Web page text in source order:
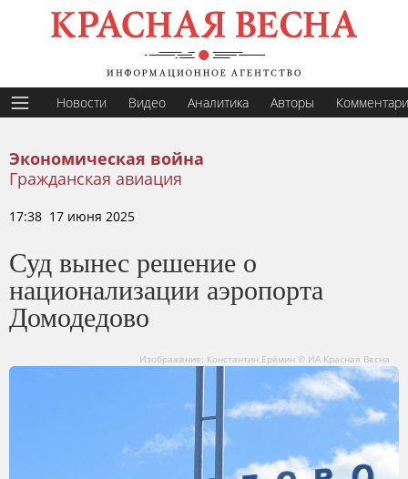
Новости Видео Аналитика Авторы
Экономическая война
Гражданская авиация
17:38 17 июня 2025
Суд вынес решение о
национализации аэропорта
Домодедово
Изображение: Константин Ерёмин © ИА Красная Весна